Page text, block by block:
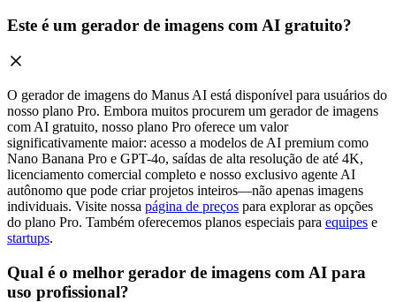
Este é um gerador de imagens com AI gratuito?
O gerador de imagens do Manus AI está disponível para usuários do
nosso plano Pro. Embora muitos procurem um gerador de imagens
com AI gratuito, nosso plano Pro oferece um valor
significativamente maior: acesso a modelos de AI premium como
Nano Banana Pro e GPT-4o, saídas de alta resolução de até 4K,
licenciamento comercial completo e nosso exclusivo agente AI
autônomo que pode criar projetos inteiros—não apenas imagens
individuais. Visite nossa página de preços para explorar as opções
do plano Pro. Também oferecemos planos especiais para equipes e
startups.
Qual é o melhor gerador de imagens com AI para
uso profissional?